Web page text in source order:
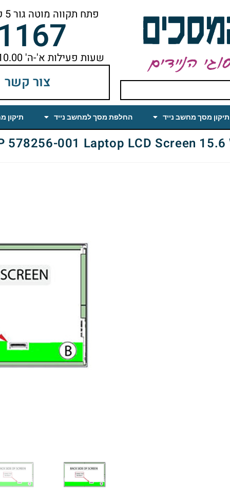
פתח תקווה מוטה גור 5 קומה ראשונה ימינה מהמעלית עד הסוף
שעות פעילות א'-ה' 10.00 עד 18.00 הפסקת צהריים 14.00-15.00
צור קשר
תיקון מסך מחשב נייד החלפת מסך למחשב נייד תיקון